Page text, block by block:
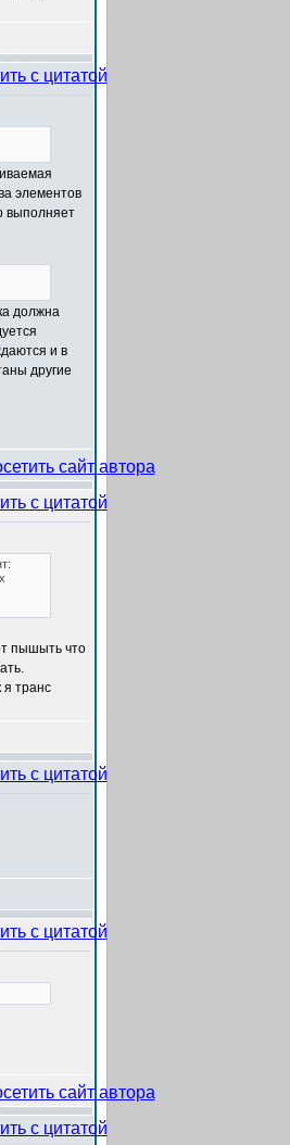
элементов
выполняет
должна
и в
другие
пышыть что
я транс